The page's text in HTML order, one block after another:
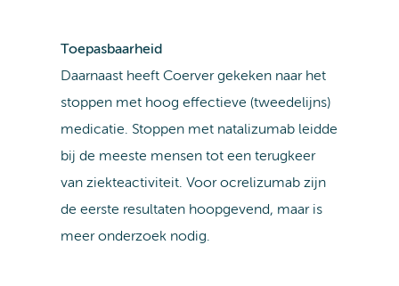
Toepasbaarheid
Daarnaast heeft Coerver gekeken naar het
stoppen met hoog effectieve (tweedelijns)
medicatie. Stoppen met natalizumab leidde
bij de meeste mensen tot een terugkeer
van ziekteactiviteit. Voor ocrelizumab zijn
de eerste resultaten hoopgevend, maar is
meer onderzoek nodig.